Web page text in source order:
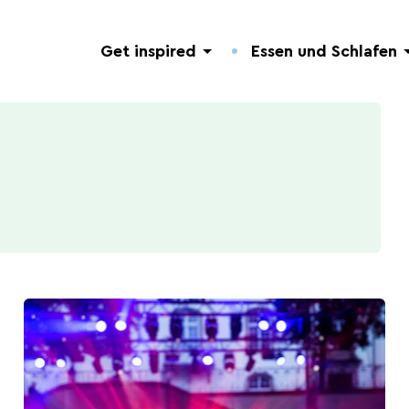
Get inspired Essen und Schlafen